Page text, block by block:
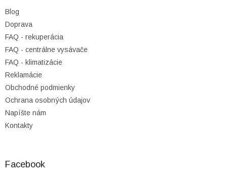
Blog
Doprava
FAQ - rekuperácia
FAQ - centrálne vysávače
FAQ - klimatizácie
Reklamácie
Obchodné podmienky
Ochrana osobných údajov
Napíšte nám
Kontakty
Facebook